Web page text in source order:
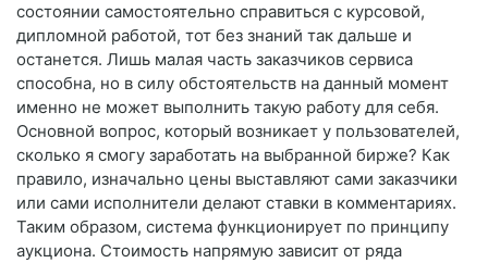
состоянии самостоятельно справиться с курсовой,
дипломной работой, тот без знаний так дальше и
останется. Лишь малая часть заказчиков сервиса
способна, но в силу обстоятельств на данный момент
именно не может выполнить такую работу для себя.
Основной вопрос, который возникает у пользователей,
сколько я смогу заработать на выбранной бирже? Как
правило, изначально цены выставляют сами заказчики
или сами исполнители делают ставки в комментариях.
Таким образом, система функционирует по принципу
аукциона. Стоимость напрямую зависит от ряда